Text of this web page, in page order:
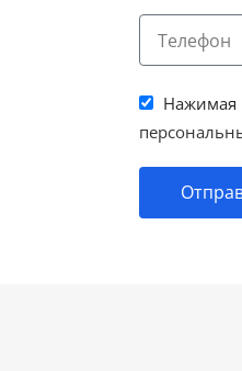
Нажимая